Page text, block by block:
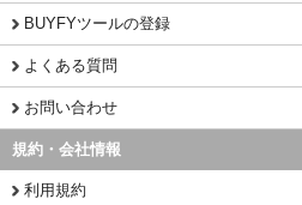
BUYFYツールの登録
よくある質問
お問い合わせ
規約・会社情報
利用規約